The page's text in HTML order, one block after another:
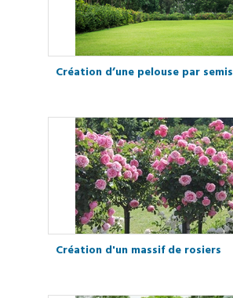
Création d’une pelouse par semis
Création d'un massif de rosiers